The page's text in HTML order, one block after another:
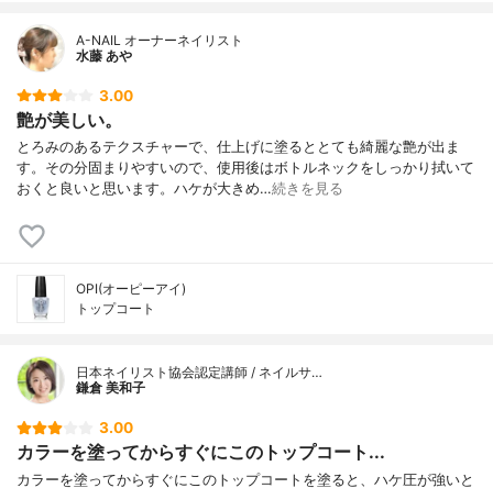
A-NAIL オーナーネイリスト
水藤 あや
3.00
艶が美しい。
とろみのあるテクスチャーで、仕上げに塗るととても綺麗な艶が出ま
す。その分固まりやすいので、使用後はボトルネックをしっかり拭いて
おくと良いと思います。ハケが大きめ…続きを見る
OPI(オーピーアイ)
トップコート
日本ネイリスト協会認定講師 / ネイルサ…
鎌倉 美和子
3.00
カラーを塗ってからすぐにこのトップコート...
カラーを塗ってからすぐにこのトップコートを塗ると、ハケ圧が強いと